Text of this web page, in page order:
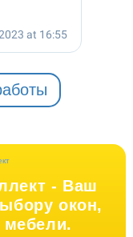
- Ваш
окон,
мебели.